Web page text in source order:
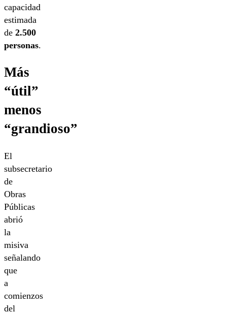
capacidad
estimada
de 2.500
personas.
Más
“útil”
menos
“grandioso”
El
subsecretario
de
Obras
Públicas
abrió
la
misiva
señalando
que
a
comienzos
del